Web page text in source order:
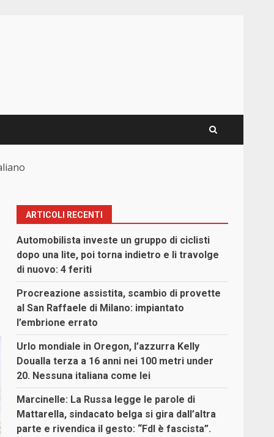
ARTICOLI RECENTI
Automobilista investe un gruppo di ciclisti
dopo una lite, poi torna indietro e li travolge
di nuovo: 4 feriti
Procreazione assistita, scambio di provette
al San Raffaele di Milano: impiantato
l’embrione errato
Urlo mondiale in Oregon, l’azzurra Kelly
Doualla terza a 16 anni nei 100 metri under
20. Nessuna italiana come lei
Marcinelle: La Russa legge le parole di
Mattarella, sindacato belga si gira dall’altra
parte e rivendica il gesto: “FdI è fascista”.